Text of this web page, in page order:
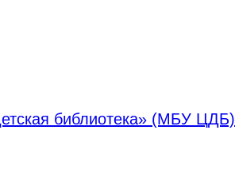
библиотека» (МБУ ЦДБ)